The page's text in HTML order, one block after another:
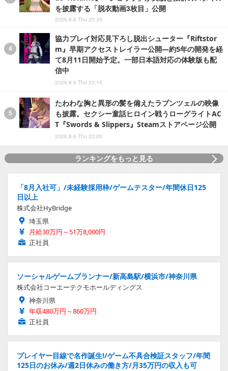
を披露する「脱衣動画3枚目」公開
2026.8.6 Thu 20:39
協力プレイ対応見下ろし脱出シューター『Riftstor
m』早期アクセストレイラー公開―約5年の開発を経
て8月11日開始予定。一部日本語対応の体験版も配
信中
2026.8.6 Thu 23:15
たわわな胸と異形の髪を備えたラプンツェルの映像
も披露。セクシー童話ヒロイン戦うローグライトAC
T『Swords & Slippers』Steamストアページ公開
2026.8.6 Thu 23:00
ランキングをもっと見る
「8月入社可」/未経験採用枠/ゲームテスター/年間休日125
日以上
株式会社HyBridge
埼玉県
月給30万円～51万8,000円
正社員
ソーシャルゲームプランナー/新高島駅/横浜市/神奈川県
株式会社コーエーテクモホールディングス
神奈川県
年収480万円～860万円
正社員
プレイヤー目線で名作誕生!/ゲーム不具合検証スタッフ/年間
125日のお休み/週2日休みの働き方/月35万円の収入も可